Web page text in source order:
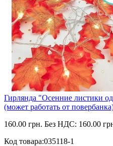
Гирлянда "Осенние листики
(может работать от
160.00 грн. Без НДС: 160.00
Код товара:035118-1